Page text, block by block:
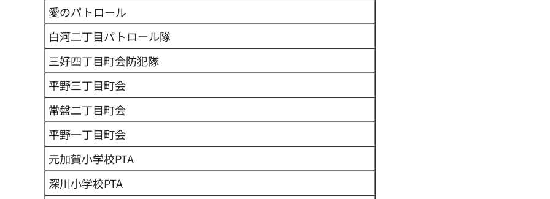
愛のパトロール
白河二丁目パトロール隊
三好四丁目町会防犯隊
平野三丁目町会
常盤二丁目町会
平野一丁目町会
元加賀小学校PTA
深川小学校PTA